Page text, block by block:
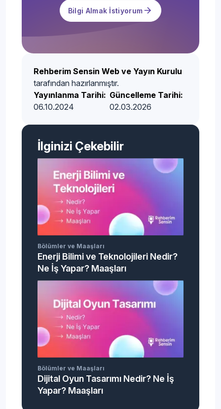
Bilgi Almak İstiyorum
Rehberim Sensin Web ve Yayın Kurulu
tarafından hazırlanmıştır.
Yayınlanma Tarihi:
06.10.2024
Güncelleme Tarihi:
02.03.2026
İlginizi Çekebilir
Bölümler ve Maaşları
Enerji Bilimi ve Teknolojileri Nedir?
Ne İş Yapar? Maaşları
Bölümler ve Maaşları
Dijital Oyun Tasarımı Nedir? Ne İş
Yapar? Maaşları